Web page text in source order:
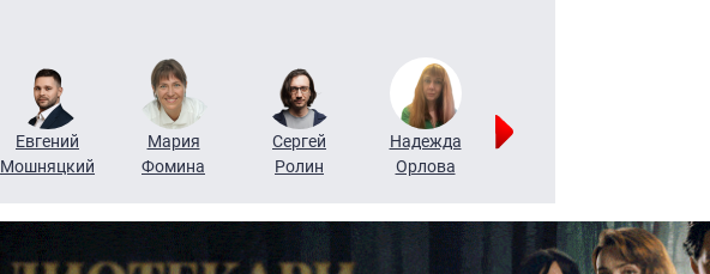
Евгений
Мошняцкий
Мария
Фомина
Сергей
Ролин
Надежда
Орлова